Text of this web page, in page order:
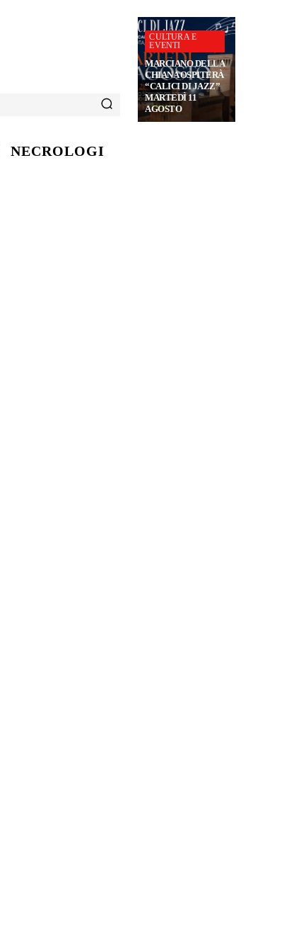
CULTURA E
EVENTI
MARCIANO DELLA
CHIANA OSPITERÀ
“CALICI DI JAZZ”
MARTEDÌ 11
AGOSTO
NECROLOGI